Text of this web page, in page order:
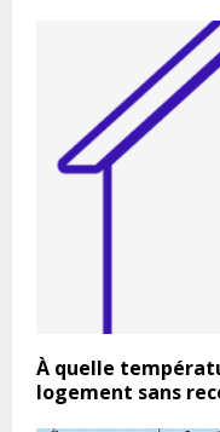
À quelle
logement sans